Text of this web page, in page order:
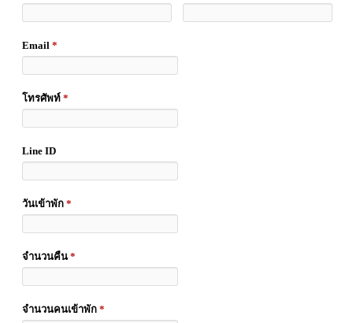
Email *
โทรศัพท์ *
Line ID
วันเข้าพัก *
จำนวนคืน *
จำนวนคนเข้าพัก *